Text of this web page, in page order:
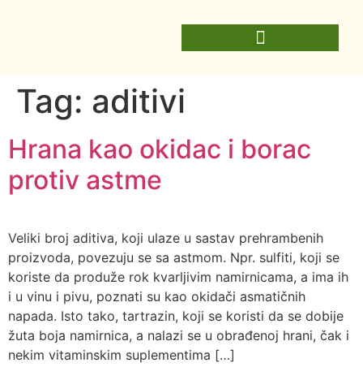
Tag: aditivi
Hrana kao okidac i borac
protiv astme
Veliki broj aditiva, koji ulaze u sastav prehrambenih
proizvoda, povezuju se sa astmom. Npr. sulfiti, koji se
koriste da produže rok kvarljivim namirnicama, a ima ih
i u vinu i pivu, poznati su kao okidači asmatičnih
napada. Isto tako, tartrazin, koji se koristi da se dobije
žuta boja namirnica, a nalazi se u obrađenoj hrani, čak i
nekim vitaminskim suplementima […]